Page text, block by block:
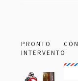
PRONTO
INTERVENTO